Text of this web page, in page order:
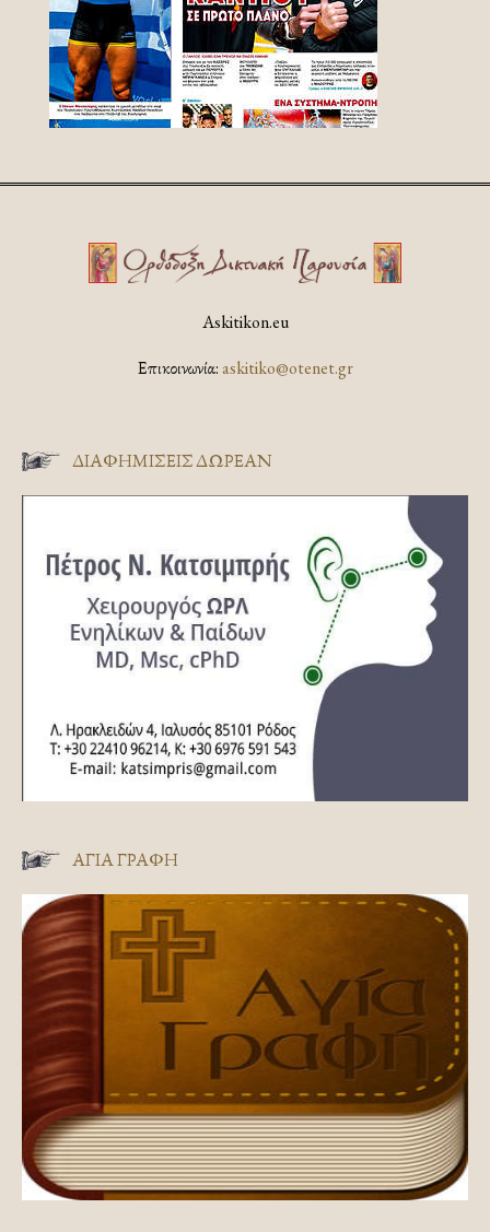
Askitikon.eu
Επικοινωνία:askitiko@otenet.gr
ΔΙΑΦΗΜΊΣΕΙΣ ΔΩΡΕΆΝ
ΑΓΊΑ ΓΡΑΦΉ